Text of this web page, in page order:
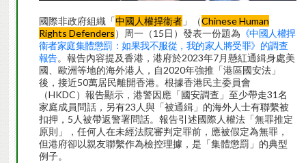
國際非政府組織「中國人權捍衞者」（Chinese Human
Rights Defenders）周一（15日）發表一份題為 《中國人權捍
衞者家庭集體懲罰：如果我不服從，我的家人將受罪》的調查
報告。報告內容提及香港，港府於2023年7月懸紅通緝身處美
國、歐洲等地的海外港人，自2020年強推「港區國安法」
後，接近50萬居民離開香港。根據香港民主委員會
（HKDC）報告顯示，港警因應「國安調查」至少帶走31名
家庭成員問話，另有23人與「被通緝」的海外人士有聯繫被
扣押，5人被帶返警署問話。報告引述國際人權法「無罪推定
原則」，任何人在未經法院審判定罪前，應被假定為無罪，
但港府卻以親友聯繫作為檢控理據，是「集體懲罰」的典型
例子。